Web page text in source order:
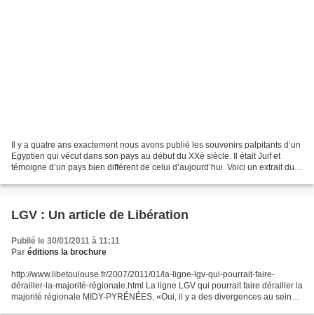
Il y a quatre ans exactement nous avons publié les souvenirs palpitants d’un
Egyptien qui vécut dans son pays au début du XXé siècle. Il était Juif et
témoigne d’un pays bien différent de celui d’aujourd’hui. Voici un extrait du
LGV : Un article de Libération
Publié le 30/01/2011 à 11:11
Par éditions la brochure
http://www.libetoulouse.fr/2007/2011/01/la-ligne-lgv-qui-pourrait-faire-
dérailler-la-majorité-régionale.html La ligne LGV qui pourrait faire dérailler la
majorité régionale MIDY-PYRÉNÉES. «Oui, il y a des divergences au sein